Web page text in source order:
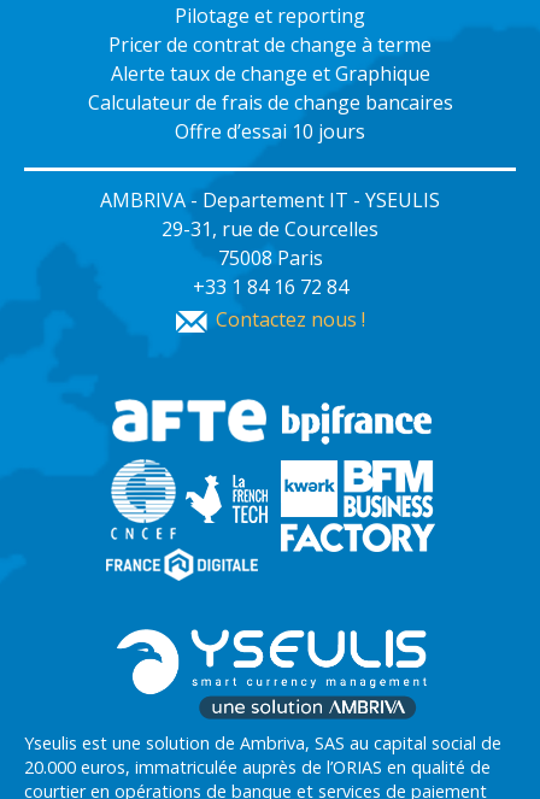
Pilotage et reporting
Pricer de contrat de change à terme
Alerte taux de change et Graphique
Calculateur de frais de change bancaires
Offre d’essai 10 jours
AMBRIVA - Departement IT - YSEULIS
29-31, rue de Courcelles
75008 Paris
+33 1 84 16 72 84
Contactez nous !
Yseulis est une solution de Ambriva, SAS au capital social de
20.000 euros, immatriculée auprès de l’ORIAS en qualité de
courtier en opérations de banque et services de paiement